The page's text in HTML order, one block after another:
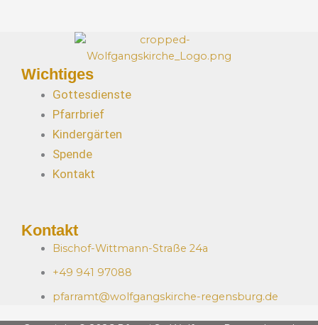
Wichtiges
Gottesdienste
Pfarrbrief
Kindergärten
Spende
Kontakt
Kontakt
Bischof-Wittmann-Straße 24a
+49 941 97088
pfarramt@wolfgangskirche-regensburg.de